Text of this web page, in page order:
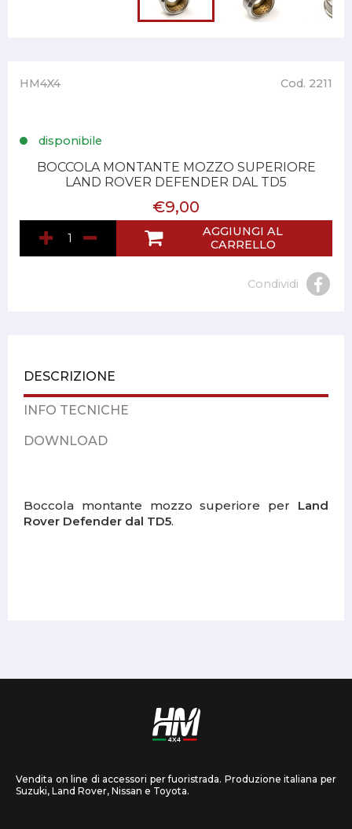
HM4X4 Cod. 2211
disponibile
BOCCOLA MONTANTE MOZZO SUPERIORE
LAND ROVER DEFENDER DAL TD5
€9,00
AGGIUNGI AL
CARRELLO
Condividi
DESCRIZIONE
INFO TECNICHE
DOWNLOAD
Boccola montante mozzo superiore per Land
Rover Defender dal TD5.
Vendita on line di accessori per fuoristrada. Produzione italiana per
Suzuki, Land Rover, Nissan e Toyota.